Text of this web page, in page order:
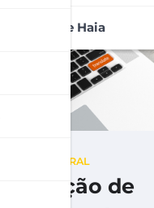
Apostila De Haia
GERAL
Tradução de